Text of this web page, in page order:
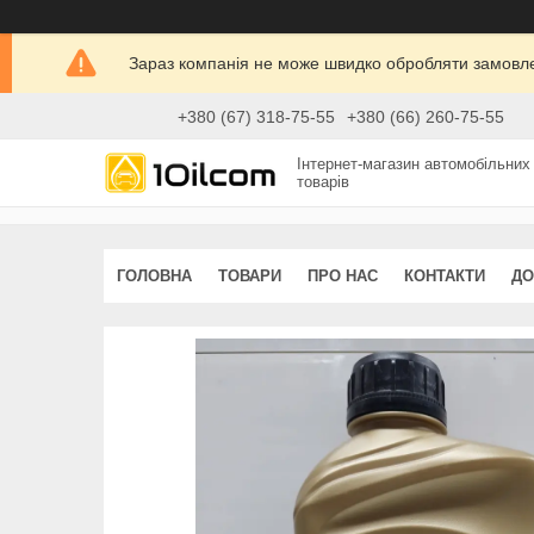
Зараз компанія не може швидко обробляти
+380 (67) 318-75-55 +380 (66) 260-75-55
Інтернет-магазин автомобільних
товарів
ГОЛОВНА ТОВАРИ ПРО НАС КОНТАКТИ